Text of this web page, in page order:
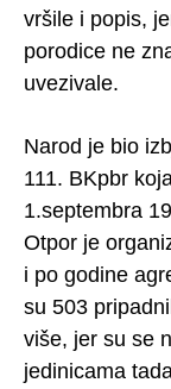
vršile i popis,
porodice ne
uvezivale.
Narod je bio
111. BKpbr
1.septembra
Otpor je
i po godine
su 503
više, jer su se
jedinicama